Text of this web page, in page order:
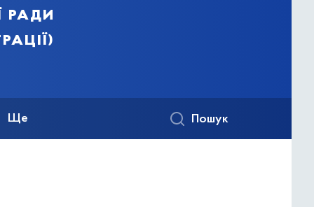
ради
Ще Пошук